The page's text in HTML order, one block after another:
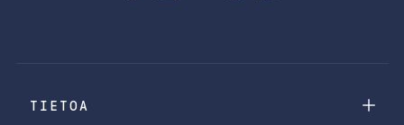
TIETOA